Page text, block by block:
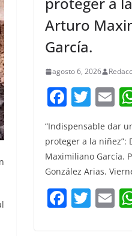
Arturo
García.
agosto 6, 2026
F
c
e
b
o
o
T
w
itt
er
E
ai
l
“Indispensable dar
proteger a la niñez”:
Maximiliano García.
González Arias.
F T E